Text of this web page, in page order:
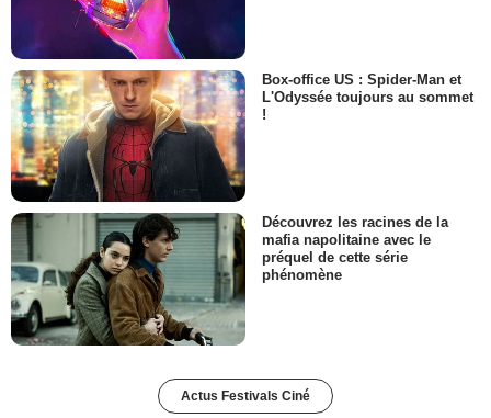
Box-office US : Spider-Man et
L'Odyssée toujours au sommet
!
Découvrez les racines de la
mafia napolitaine avec le
préquel de cette série
phénomène
Actus Festivals Ciné